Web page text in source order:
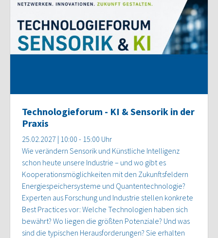
Technologieforum - KI & Sensorik in der
Praxis
25.02.2027 | 10:00 - 15:00 Uhr
Wie verändern Sensorik und Künstliche Intelligenz
schon heute unsere Industrie – und wo gibt es
Kooperationsmöglichkeiten mit den Zukunftsfeldern
Energiespeichersysteme und Quantentechnologie?
Experten aus Forschung und Industrie stellen konkrete
Best Practices vor: Welche Technologien haben sich
bewährt? Wo liegen die größten Potenziale? Und was
sind die typischen Herausforderungen? Sie erhalten